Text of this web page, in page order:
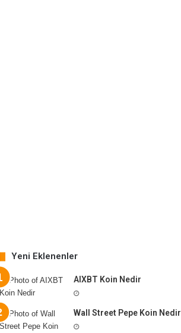
Yeni Eklenenler
AIXBT Koin Nedir
Wall Street Pepe Koin Nedir